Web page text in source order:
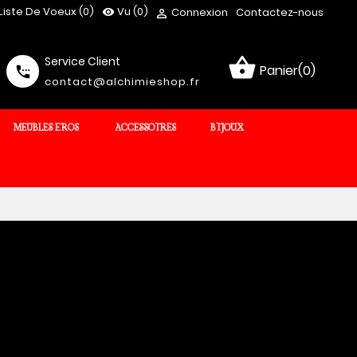
De Voeux (0) visibilityVu (0)  Connexion Contactez-nous
shopping_basket Panier(0)
settings_phone
Service Client
contact@alchimieshop.fr
MEUBLES EROS ACCESSOIRES BIJOUX